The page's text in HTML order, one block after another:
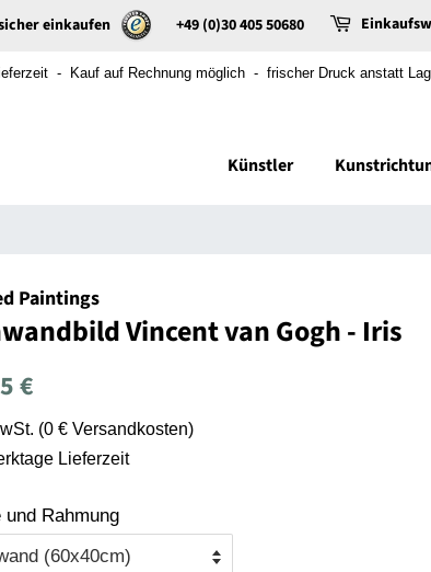
einkaufen +49 (0)30 405 50680
- Kauf auf Rechnung möglich - frischer Druck anstatt
Künstler
Paintings
Vincent van Gogh - Iris
€
(0 € Versandkosten)
Lieferzeit
und Rahmung